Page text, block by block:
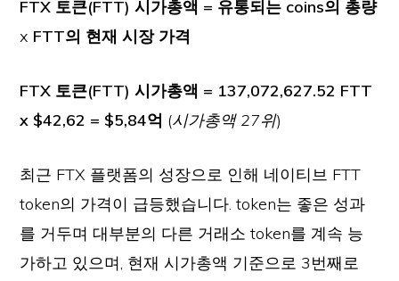
FTX 토큰(FTT) 시가총액 = 유통되는 coins의 총량
x FTT의 현재 시장 가격
FTX 토큰(FTT) 시가총액 = 137,072,627.52 FTT
x $42,62 = $5,84억 (시가총액 27위)
최근 FTX 플랫폼의 성장으로 인해 네이티브 FTT
token의 가격이 급등했습니다. token는 좋은 성과
를 거두며 대부분의 다른 거래소 token를 계속 능
가하고 있으며, 현재 시가총액 기준으로 3번째로